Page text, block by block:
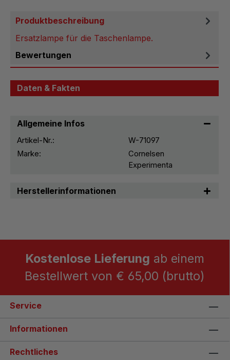
Produktbeschreibung
Ersatzlampe für die Taschenlampe.
Bewertungen
Daten & Fakten
Allgemeine Infos
Artikel-Nr.:
W-71097
Marke:
Cornelsen
Experimenta
Herstellerinformationen
Kostenlose Lieferung ab einem
Bestellwert von € 65,00 (brutto)
Service
Informationen
Rechtliches